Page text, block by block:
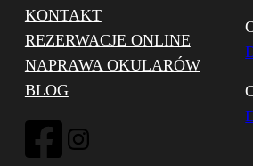
KONTAKT
REZERWACJE ONLINE
NAPRAWA OKULARÓW
BLOG